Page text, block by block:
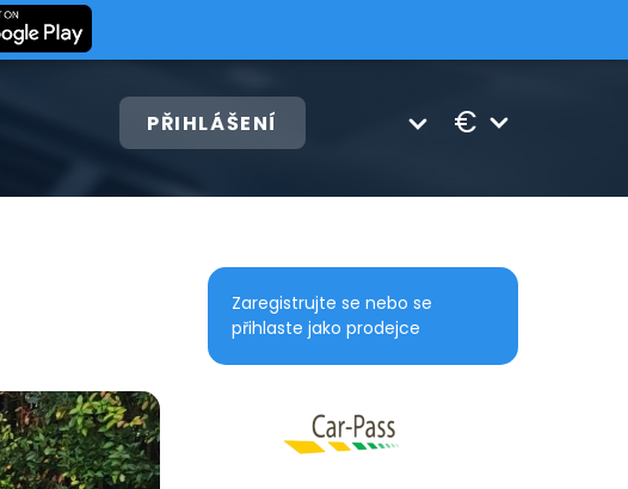
PŘIHLÁŠENÍ €
Zaregistrujte se nebo se
přihlaste jako prodejce